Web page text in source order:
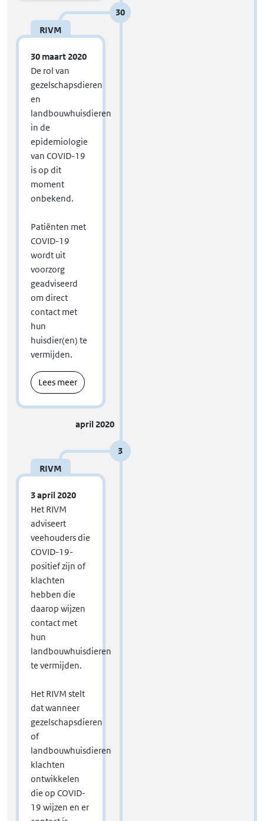
30
RIVM
30 maart 2020
De rol van
gezelschapsdieren
en
landbouwhuisdieren
in de
epidemiologie
van COVID-19
is op dit
moment
onbekend.
Patiënten met
COVID-19
wordt uit
voorzorg
geadviseerd
om direct
contact met
hun
huisdier(en) te
vermijden.
Lees meer
april 2020
3
RIVM
3 april 2020
Het RIVM
adviseert
veehouders die
COVID-19-
positief zijn of
klachten
hebben die
daarop wijzen
contact met
hun
landbouwhuisdieren
te vermijden.
Het RIVM stelt
dat wanneer
gezelschapsdieren
of
landbouwhuisdieren
klachten
ontwikkelen
die op COVID-
19 wijzen en er